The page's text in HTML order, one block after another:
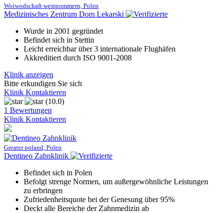
Woiwodschaft westpommern, Polen
Medizinisches Zentrum Dom Lekarski
Wurde in 2001 gegründet
Befindet sich in Stettin
Leicht erreichbar über 3 internationale Flughäfen
Akkreditiert durch ISO 9001-2008
Klinik anzeigen
Bitte erkundigen Sie sich
Klinik Kontaktieren
(10.0)
1 Bewertungen
Klinik Kontaktieren
Greater poland, Polen
Dentineo Zahnklinik
Befindet sich in Polen
Befolgt strenge Normen, um außergewöhnliche Leistungen
zu erbringen
Zufriedenheitsquote bei der Genesung über 95%
Deckt alle Bereiche der Zahnmedizin ab